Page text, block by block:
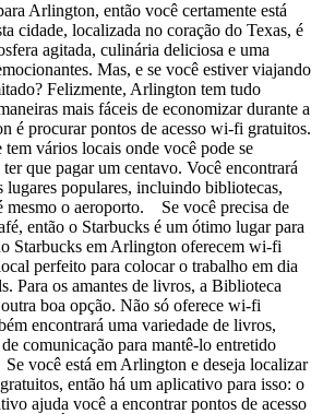
Arlington, então você certamente está
cidade, localizada no coração do Texas, é
agitada, culinária deliciosa e uma
Mas, e se você estiver viajando
Felizmente, Arlington tem tudo
mais fáceis de economizar durante a
é procurar pontos de acesso wi-fi gratuitos.
tem vários locais onde você pode se
que pagar um centavo. Você encontrará
populares, incluindo bibliotecas,
mesmo o aeroporto. Se você precisa de
então o Starbucks é um ótimo lugar para
Starbucks em Arlington oferecem wi-fi
perfeito para colocar o trabalho em dia
Para os amantes de livros, a Biblioteca
boa opção. Não só oferece wi-fi
encontrará uma variedade de livros,
comunicação para mantê-lo entretido
você está em Arlington e deseja localizar
então há um aplicativo para isso: o
ajuda você a encontrar pontos de acesso